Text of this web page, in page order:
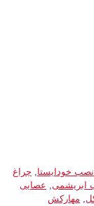
نصب خودایستا, چراغ
ابریشمی, عصایی
, مهارکش